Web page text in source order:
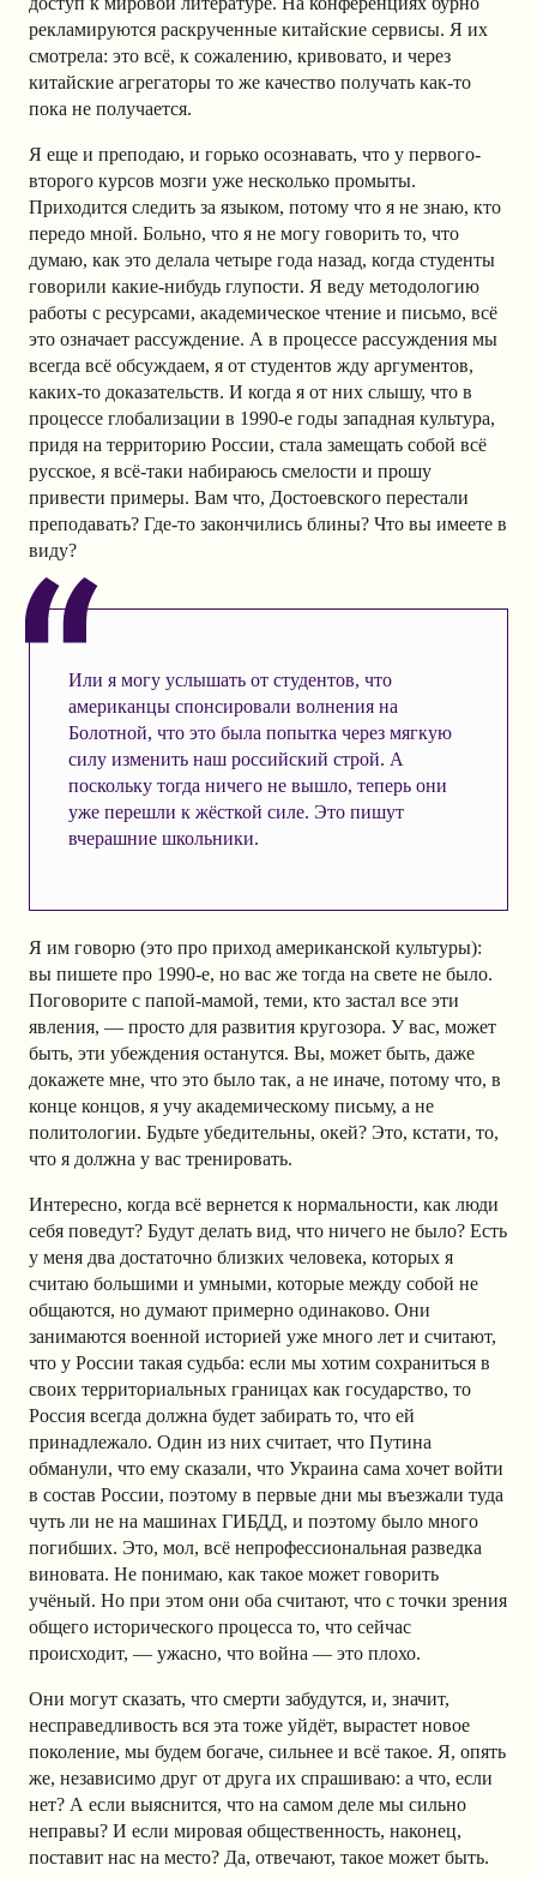
рекламируются раскрученные китайские сервисы. Я их
смотрела: это всё, к сожалению, кривовато, и через
китайские агрегаторы то же качество получать как-то
пока не получается.
Я еще и преподаю, и горько осознавать, что у первого-
второго курсов мозги уже несколько промыты.
Приходится следить за языком, потому что я не знаю, кто
передо мной. Больно, что я не могу говорить то, что
думаю, как это делала четыре года назад, когда студенты
говорили какие-нибудь глупости. Я веду методологию
работы с ресурсами, академическое чтение и письмо, всё
это означает рассуждение. А в процессе рассуждения мы
всегда всё обсуждаем, я от студентов жду аргументов,
каких-то доказательств. И когда я от них слышу, что в
процессе глобализации в 1990-е годы западная культура,
придя на территорию России, стала замещать собой всё
русское, я всё-таки набираюсь смелости и прошу
привести примеры. Вам что, Достоевского перестали
преподавать? Где-то закончились блины? Что вы имеете в
виду?
Или я могу услышать от студентов, что
американцы спонсировали волнения на
Болотной, что это была попытка через мягкую
силу изменить наш российский строй. А
поскольку тогда ничего не вышло, теперь они
уже перешли к жёсткой силе. Это пишут
вчерашние школьники.
Я им говорю (это про приход американской культуры):
вы пишете про 1990-е, но вас же тогда на свете не было.
Поговорите с папой-мамой, теми, кто застал все эти
явления, — просто для развития кругозора. У вас, может
быть, эти убеждения останутся. Вы, может быть, даже
докажете мне, что это было так, а не иначе, потому что, в
конце концов, я учу академическому письму, а не
политологии. Будьте убедительны, окей? Это, кстати, то,
что я должна у вас тренировать.
Интересно, когда всё вернется к нормальности, как люди
себя поведут? Будут делать вид, что ничего не было? Есть
у меня два достаточно близких человека, которых я
считаю большими и умными, которые между собой не
общаются, но думают примерно одинаково. Они
занимаются военной историей уже много лет и считают,
что у России такая судьба: если мы хотим сохраниться в
своих территориальных границах как государство, то
Россия всегда должна будет забирать то, что ей
принадлежало. Один из них считает, что Путина
обманули, что ему сказали, что Украина сама хочет войти
в состав России, поэтому в первые дни мы въезжали туда
чуть ли не на машинах ГИБДД, и поэтому было много
погибших. Это, мол, всё непрофессиональная разведка
виновата. Не понимаю, как такое может говорить
учёный. Но при этом они оба считают, что с точки зрения
общего исторического процесса то, что сейчас
происходит, — ужасно, что война — это плохо.
Они могут сказать, что смерти забудутся, и, значит,
несправедливость вся эта тоже уйдёт, вырастет новое
поколение, мы будем богаче, сильнее и всё такое. Я, опять
же, независимо друг от друга их спрашиваю: а что, если
нет? А если выяснится, что на самом деле мы сильно
неправы? И если мировая общественность, наконец,
поставит нас на место? Да, отвечают, такое может быть.